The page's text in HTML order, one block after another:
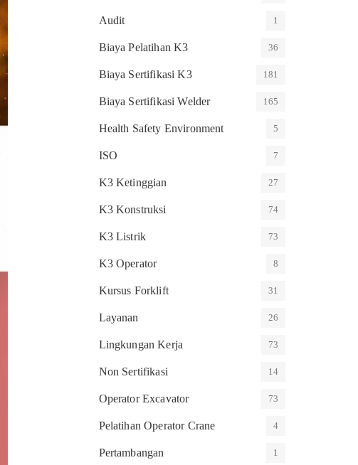
Audit 1
Biaya Pelatihan K3 36
Biaya Sertifikasi K3 181
Biaya Sertifikasi Welder 165
Health Safety Environment 5
ISO 7
K3 Ketinggian 27
K3 Konstruksi 74
K3 Listrik 73
K3 Operator 8
Kursus Forklift 31
Layanan 26
Lingkungan Kerja 73
Non Sertifikasi 14
Operator Excavator 73
Pelatihan Operator Crane 4
Pertambangan 1